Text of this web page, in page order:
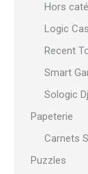
Hors
Logic
Recent
Smart
Sologic
Papeterie
Carnets
Puzzles